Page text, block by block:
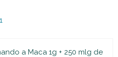
a Maca 1g + 250 mlg de